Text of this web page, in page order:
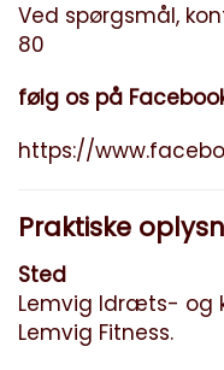
Ved spørgsmål,
80
følg os på
https://
Praktiske
Sted
Lemvig Idræts- og
Lemvig Fitness.